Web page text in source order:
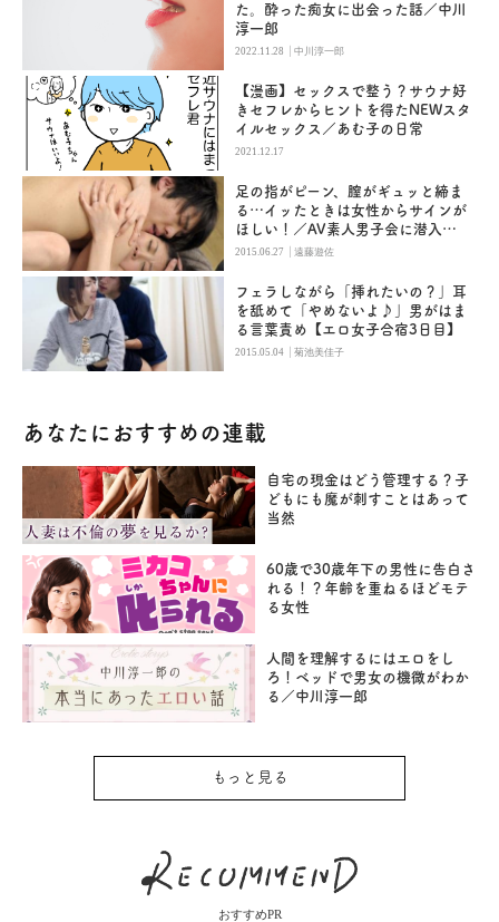
た。酔った痴女に出会った話／中川
淳一郎
2022.11.28 |中川淳一郎
【漫画】セックスで整う？サウナ好
きセフレからヒントを得たNEWスタ
イルセックス／あむ子の日常
2021.12.17
足の指がピーン、膣がギュッと締ま
る…イッたときは女性からサインが
ほしい！／AV素人男子会に潜入
（3）
2015.06.27 |遠藤遊佐
フェラしながら「挿れたいの？」耳
を舐めて「やめないよ♪」男がはま
る言葉責め【エロ女子合宿3日目】
2015.05.04 |菊池美佳子
あなたにおすすめの連載
自宅の現金はどう管理する？子
どもにも魔が刺すことはあって
当然
60歳で30歳年下の男性に告白さ
れる！？年齢を重ねるほどモテ
る女性
人間を理解するにはエロをし
ろ！ベッドで男女の機微がわか
る／中川淳一郎
もっと見る
おすすめPR